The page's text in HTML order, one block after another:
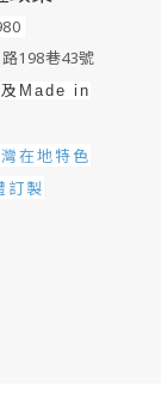
198巷43號
Made in
在地特色
訂製